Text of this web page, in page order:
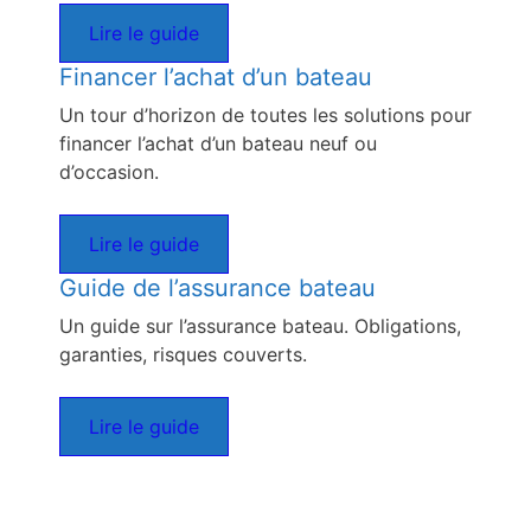
Lire le guide
Financer l’achat d’un bateau
Un tour d’horizon de toutes les solutions pour
financer l’achat d’un bateau neuf ou
d’occasion.
Lire le guide
Guide de l’assurance bateau
Un guide sur l’assurance bateau. Obligations,
garanties, risques couverts.
Lire le guide